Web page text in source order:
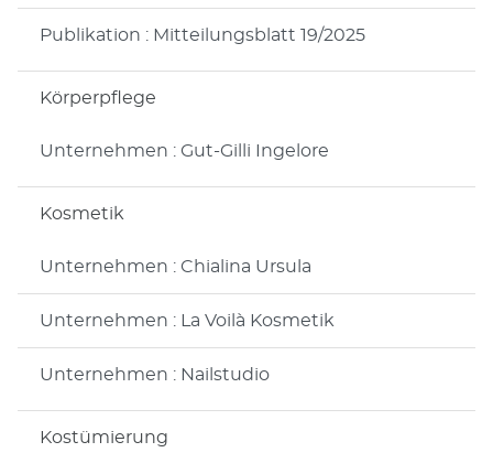
Publikation : Mitteilungsblatt 19/2025
Körperpflege
Unternehmen : Gut-Gilli Ingelore
Kosmetik
Unternehmen : Chialina Ursula
Unternehmen : La Voilà Kosmetik
Unternehmen : Nailstudio
Kostümierung